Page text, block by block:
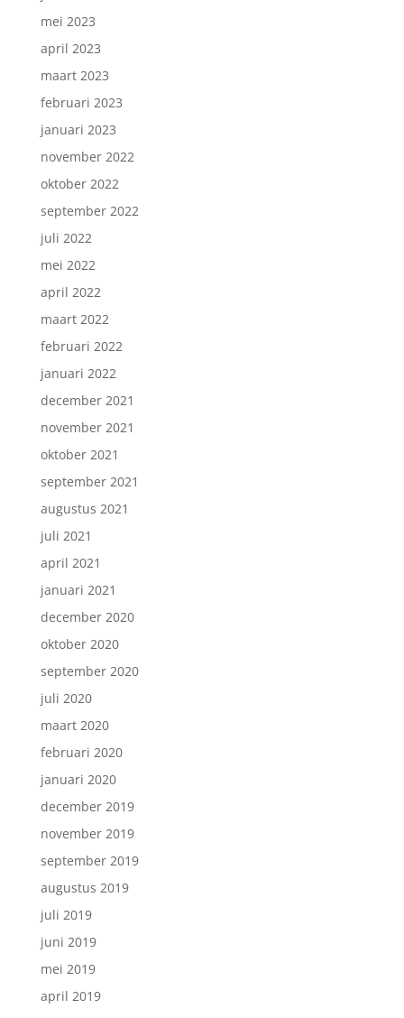
mei 2023
april 2023
maart 2023
februari 2023
januari 2023
november 2022
oktober 2022
september 2022
juli 2022
mei 2022
april 2022
maart 2022
februari 2022
januari 2022
december 2021
november 2021
oktober 2021
september 2021
augustus 2021
juli 2021
april 2021
januari 2021
december 2020
oktober 2020
september 2020
juli 2020
maart 2020
februari 2020
januari 2020
december 2019
november 2019
september 2019
augustus 2019
juli 2019
juni 2019
mei 2019
april 2019